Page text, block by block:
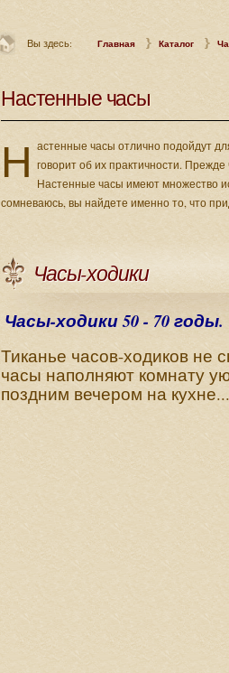
Вы здесь: Главная Каталог
Настенные часы
Н астенные часы отлично подойдут
говорит об их практичности.
Настенные часы имеют множество
сомневаюсь, вы найдете именно то, что
Часы-ходики
Часы-ходики 50 - 70 годы.
Тиканье часов-ходиков не
часы наполняют комнату
поздним вечером на